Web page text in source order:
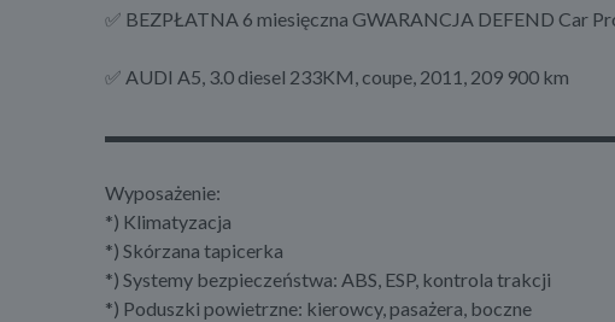
✅ BEZPŁATNA 6 miesięczna GWARANCJA DEFEND Car
✅ AUDI A5, 3.0 diesel 233KM, coupe, 2011, 209 900 km
Wyposażenie:
*) Klimatyzacja
*) Skórzana tapicerka
*) Systemy bezpieczeństwa: ABS, ESP, kontrola trakcji
*) Poduszki powietrzne: kierowcy, pasażera, boczne